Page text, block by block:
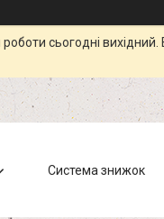
сьогодні
Система знижок